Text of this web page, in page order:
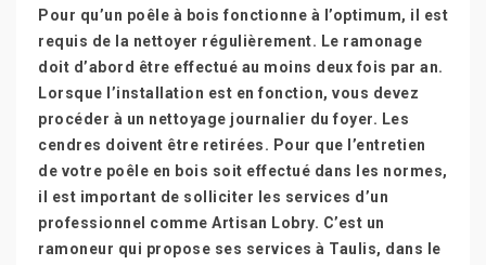
Pour qu’un poêle à bois fonctionne à l’optimum, il est
requis de la nettoyer régulièrement. Le ramonage
doit d’abord être effectué au moins deux fois par an.
Lorsque l’installation est en fonction, vous devez
procéder à un nettoyage journalier du foyer. Les
cendres doivent être retirées. Pour que l’entretien
de votre poêle en bois soit effectué dans les normes,
il est important de solliciter les services d’un
professionnel comme Artisan Lobry. C’est un
ramoneur qui propose ses services à Taulis, dans le